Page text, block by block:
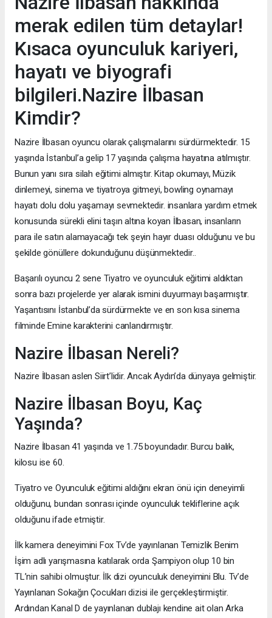
merak edilen tüm detaylar!
Kısaca oyunculuk kariyeri,
hayatı ve biyografi
bilgileri.Nazire İlbasan
Kimdir?
Nazire İlbasan oyuncu olarak çalışmalarını sürdürmektedir. 15
yaşında İstanbul’a gelip 17 yaşında çalışma hayatına atılmıştır.
Bunun yanı sıra silah eğitimi almıştır. Kitap okumayı, Müzik
dinlemeyi, sinema ve tiyatroya gitmeyi, bowling oynamayı
hayatı dolu dolu yaşamayı sevmektedir. insanlara yardım etmek
konusunda sürekli elini taşın altına koyan İlbasan, insanların
para ile satın alamayacağı tek şeyin hayır duası olduğunu ve bu
şekilde gönüllere dokunduğunu düşünmektedir..
Başarılı oyuncu 2 sene Tiyatro ve oyunculuk eğitimi aldıktan
sonra bazı projelerde yer alarak ismini duyurmayı başarmıştır.
Yaşantısını İstanbul’da sürdürmekte ve en son kısa sinema
filminde Emine karakterini canlandırmıştır.
Nazire İlbasan Nereli?
Nazire İlbasan aslen Siirt’lidir. Ancak Aydın’da dünyaya gelmiştir.
Nazire İlbasan Boyu, Kaç
Yaşında?
Nazire İlbasan 41 yaşında ve 1.75 boyundadır. Burcu balık,
kilosu ise 60.
Tiyatro ve Oyunculuk eğitimi aldığını ekran önü için deneyimli
olduğunu, bundan sonrası içinde oyunculuk tekliflerine açık
olduğunu ifade etmiştir.
İlk kamera deneyimini Fox Tv’de yayınlanan Temizlik Benim
İşim adlı yarışmasına katılarak orda Şampiyon olup 10 bin
TL’nin sahibi olmuştur. İlk dizi oyunculuk deneyimini Blu. Tv’de
Yayınlanan Sokağın Çocukları dizisi ile gerçekleştirmiştir.
Ardından Kanal D de yayınlanan dublajı kendine ait olan Arka